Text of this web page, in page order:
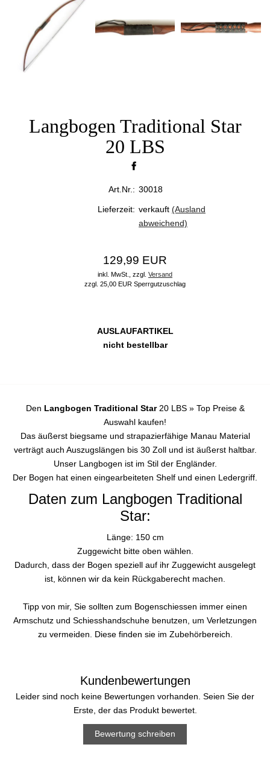
Langbogen Traditional Star
20 LBS
Art.Nr.: 30018
Lieferzeit: verkauft (Ausland
abweichend)
129,99 EUR
inkl. MwSt., zzgl. Versand
zzgl. 25,00 EUR Sperrgutzuschlag
AUSLAUFARTIKEL
nicht bestellbar
Den Langbogen Traditional Star20 LBS » Top Preise &
Auswahl kaufen!
Das äußerst biegsame und strapazierfähige Manau Material
verträgt auch Auszugslängen bis 30 Zoll und ist äußerst haltbar.
Unser Langbogen ist im Stil der Engländer.
Der Bogen hat einen eingearbeiteten Shelf und einen Ledergriff.
Daten zum Langbogen Traditional
Star:
Länge: 150 cm
Zuggewicht bitte oben wählen.
Dadurch, dass der Bogen speziell auf ihr Zuggewicht ausgelegt
ist, können wir da kein Rückgaberecht machen.
Tipp von mir, Sie sollten zum Bogenschiessen immer einen
Armschutz und Schiesshandschuhe benutzen, um Verletzungen
zu vermeiden. Diese finden sie im Zubehörbereich.
Kundenbewertungen
Leider sind noch keine Bewertungen vorhanden. Seien Sie der
Erste, der das Produkt bewertet.
Bewertung schreiben